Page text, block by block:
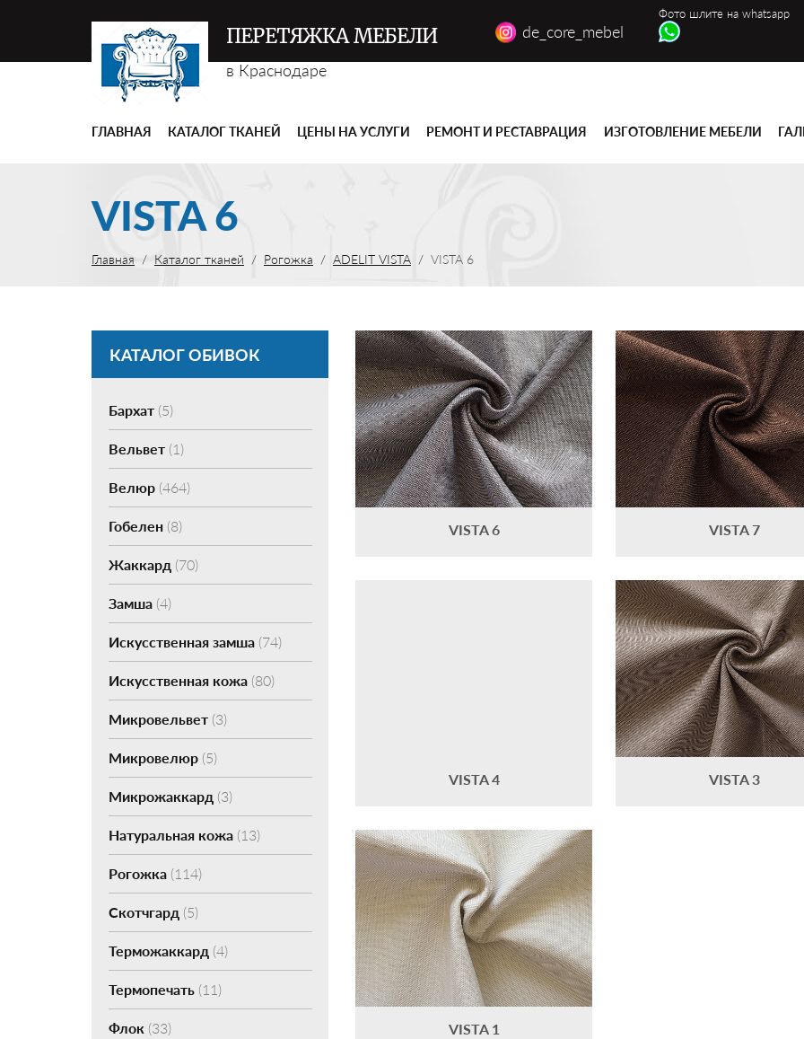
ПЕРЕТЯЖКА МЕБЕЛИ
в Краснодаре
de_core_mebel
Фото шлите на whatsapp
ГЛАВНАЯ КАТАЛОГ ТКАНЕЙ ЦЕНЫ НА УСЛУГИ РЕМОНТ И РЕСТАВРАЦИЯ ИЗГОТОВЛЕНИЕ МЕБЕЛИ
VISTA 6
Главная Каталог тканей Рогожка ADELIT VISTA VISTA 6
КАТАЛОГ ОБИВОК
Бархат(5)
Вельвет(1)
Велюр(464)
Гобелен(8)
Жаккард (70)
Замша(4)
Искусственная замша(74)
Искусственная кожа(80)
Микровельвет(3)
Микровелюр(5)
Микрожаккард (3)
Натуральная кожа(13)
Рогожка(114)
Скотчгард (5)
Терможаккард (4)
Термопечать(11)
Флок (33)
VISTA 6 VISTA 7
VISTA 4 VISTA 3
VISTA 1